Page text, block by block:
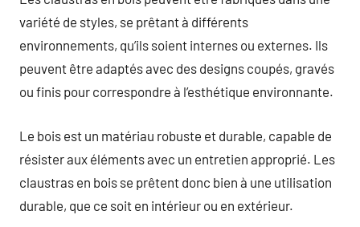
variété de styles, se prêtant à différents
environnements, qu’ils soient internes ou externes. Ils
peuvent être adaptés avec des designs coupés, gravés
ou finis pour correspondre à l’esthétique environnante.
Le bois est un matériau robuste et durable, capable de
résister aux éléments avec un entretien approprié. Les
claustras en bois se prêtent donc bien à une utilisation
durable, que ce soit en intérieur ou en extérieur.